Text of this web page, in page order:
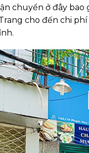
chuyển ở đây bao
cho đến chi